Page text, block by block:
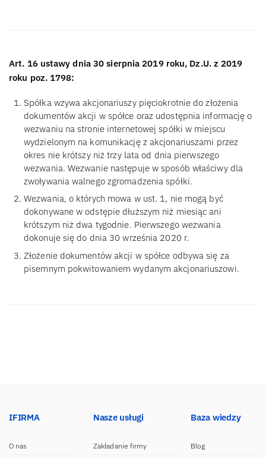
Art. 16 ustawy dnia 30 sierpnia 2019 roku, Dz.U. z 2019
roku poz. 1798:
Spółka wzywa akcjonariuszy pięciokrotnie do złożenia
dokumentów akcji w spółce oraz udostępnia informację o
wezwaniu na stronie internetowej spółki w miejscu
wydzielonym na komunikację z akcjonariuszami przez
okres nie krótszy niż trzy lata od dnia pierwszego
wezwania. Wezwanie następuje w sposób właściwy dla
zwoływania walnego zgromadzenia spółki.
Wezwania, o których mowa w ust. 1, nie mogą być
dokonywane w odstępie dłuższym niż miesiąc ani
krótszym niż dwa tygodnie. Pierwszego wezwania
dokonuje się do dnia 30 września 2020 r.
Złożenie dokumentów akcji w spółce odbywa się za
pisemnym pokwitowaniem wydanym akcjonariuszowi.
IFIRMA
O nas
Nasze usługi
Zakładanie firmy
Baza wiedzy
Blog